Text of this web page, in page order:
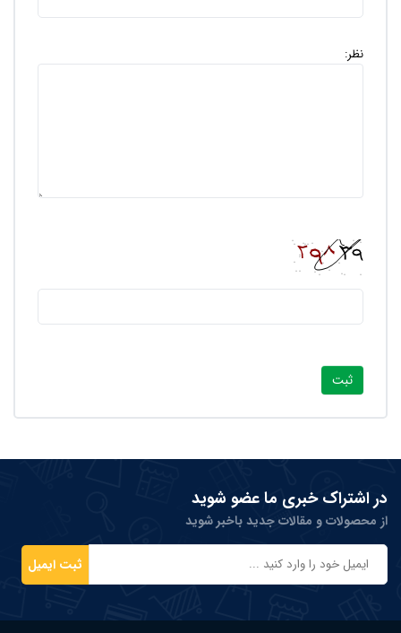
نظر:
در اشتراک خبری ما عضو شوید
از محصولات و مقالات جدید باخبر شوید
ثبت ایمیل